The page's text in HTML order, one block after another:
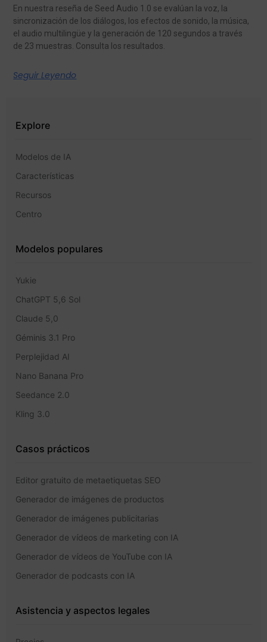
En nuestra reseña de Seed Audio 1.0 se evalúan la voz, la
sincronización de los diálogos, los efectos de sonido, la música,
el audio multilingüe y la generación de 120 segundos a través
de 23 muestras. Consulta los resultados.
Seguir Leyendo
Explore
Modelos de IA
Características
Recursos
Centro
Modelos populares
Yukie
ChatGPT 5,6 Sol
Claude 5,0
Géminis 3.1 Pro
Perplejidad AI
Nano Banana Pro
Seedance 2.0
Kling 3.0
Casos prácticos
Editor gratuito de metaetiquetas SEO
Generador de imágenes de productos
Generador de imágenes publicitarias
Generador de vídeos de marketing con IA
Generador de vídeos de YouTube con IA
Generador de podcasts con IA
Asistencia y aspectos legales